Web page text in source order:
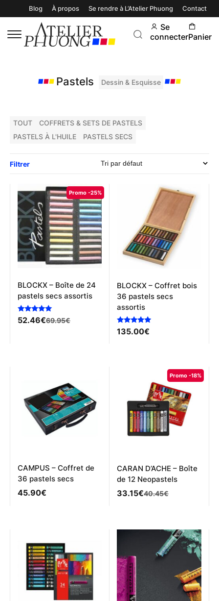
Blog À propos Se rendre à L’Atelier Phuong Contact
Se
connecterPanier
Pastels Dessin & Esquisse
TOUT
COFFRETS & SETS DE PASTELS
PASTELS À L'HUILE
PASTELS SECS
Filtrer
Promo -25%
BLOCKX – Boîte de 24
pastels secs assortis
Note
5.00
69.95€
Le
52.46€
Le
BLOCKX – Coffret bois
36 pastels secs
assortis
Note
5.00
135.00€
CAMPUS – Coffret de
36 pastels secs
45.90€
Promo -18%
CARAN D’ACHE – Boîte
de 12 Neopastels
40.45€
Le
40.45€.
33.15€
Le
33.15€.